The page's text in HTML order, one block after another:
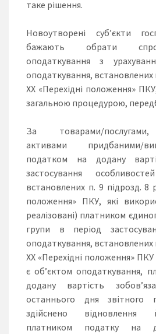
таке рішення.
Новоутворені суб’єкти
бажають обрати
оподаткування з
оподаткування, встановлених
ХХ «Перехідні положення»
загальною процедурою,
За товарами/
активами придбаними/
податком на додану
застосування
встановлених п. 9 підрозд. 8
положення» ПКУ, які
реалізовані) платником
групи в період
оподаткування, встановлених
ХХ «Перехідні положення»
є об’єктом оподаткування,
додану вартість
останнього дня звітного
здійснено відновлення
платником податку на